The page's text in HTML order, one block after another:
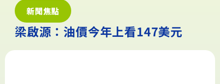
新聞焦點
梁啟源：油價今年上看147美元